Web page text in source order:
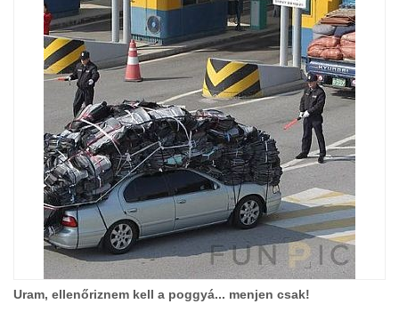
Uram, ellenőriznem kell a poggyá... menjen csak!